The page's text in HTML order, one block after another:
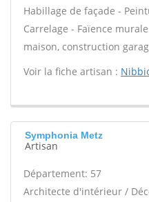
Habillage de façade -
Carrelage - Faïence
maison, construction
Voir la fiche artisan :
Symphonia Metz
Artisan
Département: 57
Architecte d'intérieur /